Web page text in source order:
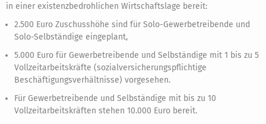
in einer existenzbedrohlichen Wirtschaftslage bereit:
2.500 Euro Zuschusshöhe sind für Solo-Gewerbetreibende und
Solo-Selbständige eingeplant,
5.000 Euro für Gewerbetreibende und Selbständige mit 1 bis zu 5
Vollzeitarbeitskräfte (sozialversicherungspflichtige
Beschäftigungsverhältnisse) vorgesehen.
Für Gewerbetreibende und Selbständige mit bis zu 10
Vollzeitarbeitskräften stehen 10.000 Euro bereit.